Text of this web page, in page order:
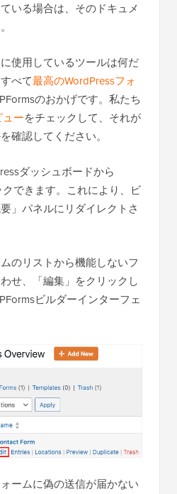
いる場合は、そのドキュメ
使用しているツールは何だ
べて最高のWordPressフォ
のおかげです。私たち
ーをチェックして、それが
確認してください。
ダッシュボードから
クできます。これにより、ビ
」パネルにリダイレクトさ
のリストから機能しないフ
せ、「編集」をクリックし
ビルダーインターフェ
ームに偽の送信が届かない